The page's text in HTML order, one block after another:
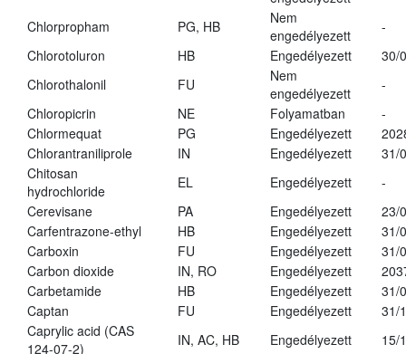
Chlorpropham
PG, HB
Nem
engedélyezett
-
Chlorotoluron
HB Engedélyezett
30/
Chlorothalonil
FU
Nem
engedélyezett
-
Chloropicrin
NE Folyamatban
-
Chlormequat
PG Engedélyezett
Chlorantraniliprole
IN Engedélyezett
31/
Chitosan
hydrochloride
EL Engedélyezett
-
Cerevisane
PA Engedélyezett
23/
Carfentrazone-ethyl
HB Engedélyezett
31/
Carboxin
FU Engedélyezett
31/
Carbon dioxide
IN, RO Engedélyezett
Carbetamide
HB Engedélyezett
31/
Captan
FU Engedélyezett
31/
Caprylic acid (CAS
124-07-2)
IN, AC, HB Engedélyezett
15/